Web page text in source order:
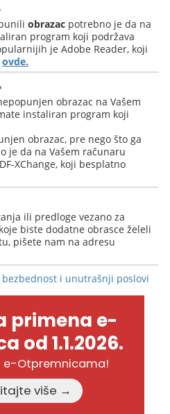
obrazac potrebno je da na
program koji podržava
je Adobe Reader, koji
ovde.
obrazac na Vašem
instaliran program koji
obrazac, pre nego što ga
je da na Vašem računaru
XChange, koji besplatno
ili predloge vezano za
biste dodatne obrasce želeli
pišete nam na adresu
bezbednost i unutrašnji poslovi
primena e-
od 1.1.2026.
e-Otpremnicama!
Pročitajte više →